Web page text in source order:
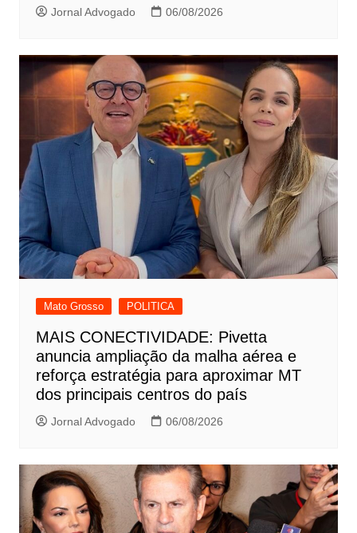
Jornal Advogado 06/08/2026
Mato Grosso POLITICA
MAIS CONECTIVIDADE: Pivetta
anuncia ampliação da malha aérea e
reforça estratégia para aproximar MT
dos principais centros do país
Jornal Advogado 06/08/2026